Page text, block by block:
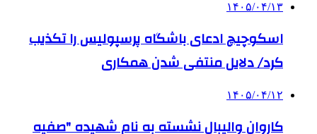
۱۴۰۵/۰۴/۱۳
اسکوچیچ ادعای باشگاه پرسپولیس را تکذیب
کرد/ دلایل منتفی شدن همکاری
۱۴۰۵/۰۴/۱۲
کاروان والیبال نشسته به نام شهیده "صفیه